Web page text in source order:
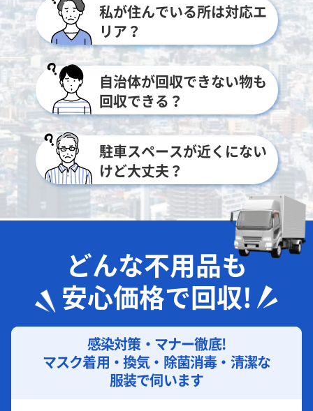
私が住んでいる所は対応エ
リア？
自治体が回収できない物も
回収できる？
駐車スペースが近くにない
けど大丈夫？
どんな不用品も
安心価格で回収!
感染対策・マナー徹底!
マスク着用・換気・除菌消毒・清潔な
服装で伺います